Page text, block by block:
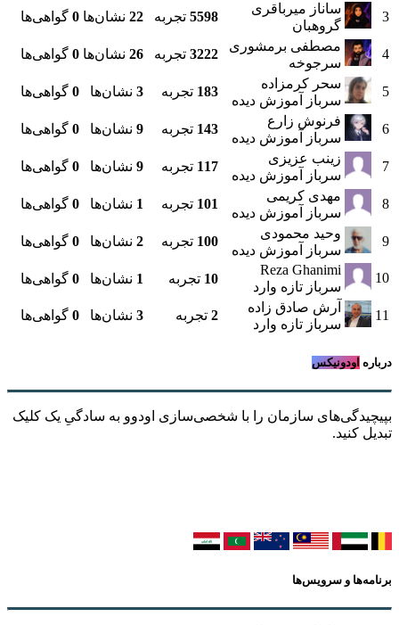
3
ساناز میرباقری
گروهبان
5598 تجربه 22 نشان‌ها 0 گواهی‌ها
4
مصطفی برمشوری
سرجوخه
3222 تجربه 26 نشان‌ها 0 گواهی‌ها
5
سحر کرمزاده
سرباز آموزش دیده
183 تجربه 3 نشان‌ها 0 گواهی‌ها
6
فرنوش زارع
سرباز آموزش دیده
143 تجربه 9 نشان‌ها 0 گواهی‌ها
7
زینب عزیزی
سرباز آموزش دیده
117 تجربه 9 نشان‌ها 0 گواهی‌ها
8
مهدی کریمی
سرباز آموزش دیده
101 تجربه 1 نشان‌ها 0 گواهی‌ها
9
وحید محمودی
سرباز آموزش دیده
100 تجربه 2 نشان‌ها 0 گواهی‌ها
10
Reza Ghanimi
سرباز تازه وارد
10 تجربه 1 نشان‌ها 0 گواهی‌ها
11
آرش صادق زاده
سرباز تازه وارد
2 تجربه 3 نشان‌ها 0 گواهی‌ها
درباره اودونیکس
بپیچیدگی‌های سازمان را با شخصی‌سازی اودوو به سادگیِ یک کلیک
تبدیل کنید.
برنامه‌ها و سرویس‌ها